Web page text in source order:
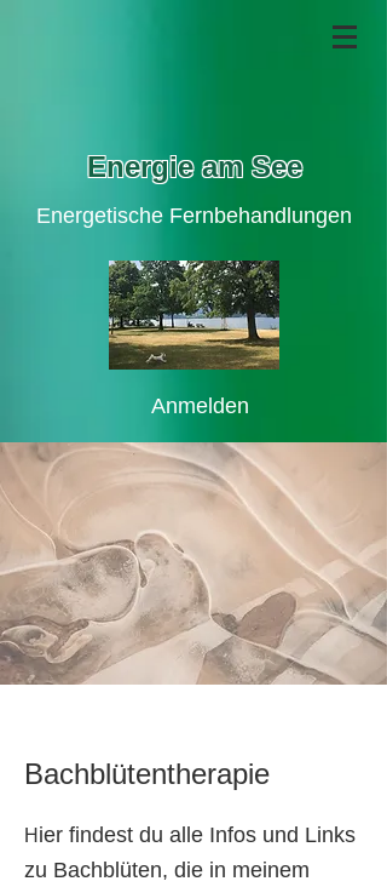
Energie am See
Energetische Fernbehandlungen
Anmelden
Bachblütentherapie
H ier findest du alle Infos und Links
zu Bachblüten, die in meinem